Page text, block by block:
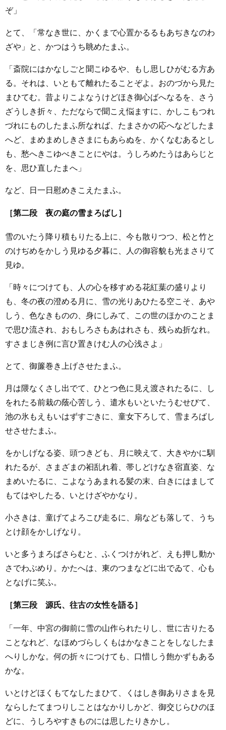
ぞ」
とて、「常なき世に、かくまで心置かるるもあぢきなのわ
ざや」と、かつはうち眺めたまふ。
「斎院にはかなしごと聞こゆるや、もし思しひがむる方あ
る。それは、いともて離れたることぞよ。おのづから見た
まひてむ。昔よりこよなうけどほき御心ばへなるを、さう
ざうしき折々、ただならで聞こえ悩ますに、かしこもつれ
づれにものしたまふ所なれば、たまさかの応へなどしたま
へど、まめまめしきさまにもあらぬを、かくなむあるとし
も、愁へきこゆべきことにやは。うしろめたうはあらじと
を、思ひ直したまへ」
など、日一日慰めきこえたまふ。
［第二段 夜の庭の雪まろばし］
雪のいたう降り積もりたる上に、今も散りつつ、松と竹と
のけぢめをかしう見ゆる夕暮に、人の御容貌も光まさりて
見ゆ。
「時々につけても、人の心を移すめる花紅葉の盛りより
も、冬の夜の澄める月に、雪の光りあひたる空こそ、あや
しう、色なきものの、身にしみて、この世のほかのことま
で思ひ流され、おもしろさもあはれさも、残らぬ折なれ。
すさまじき例に言ひ置きけむ人の心浅さよ」
とて、御簾巻き上げさせたまふ。
月は隈なくさし出でて、ひとつ色に見え渡されたるに、し
をれたる前栽の蔭心苦しう、遣水もいといたうむせびて、
池の氷もえもいはずすごきに、童女下ろして、雪まろばし
せさせたまふ。
をかしげなる姿、頭つきども、月に映えて、大きやかに馴
れたるが、さまざまの衵乱れ着、帯しどけなき宿直姿、な
まめいたるに、こよなうあまれる髪の末、白きにはまして
もてはやしたる、いとけざやかなり。
小さきは、童げてよろこび走るに、扇なども落して、うち
とけ顔をかしげなり。
いと多うまろばさらむと、ふくつけがれど、えも押し動か
さでわぶめり。かたへは、東のつまなどに出でゐて、心も
となげに笑ふ。
［第三段 源氏、往古の女性を語る］
「一年、中宮の御前に雪の山作られたりし、世に古りたる
ことなれど、なほめづらしくもはかなきことをしなしたま
へりしかな。何の折々につけても、口惜しう飽かずもある
かな。
いとけどほくもてなしたまひて、くはしき御ありさまを見
ならしたてまつりしことはなかりしかど、御交じらひのほ
どに、うしろやすきものには思したりきかし。